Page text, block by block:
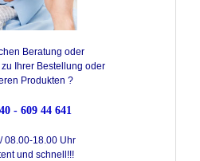
Beratung oder
Ihrer Bestellung oder
Produkten ?
- 609 44 641
08.00-18.00 Uhr
und schnell!!!